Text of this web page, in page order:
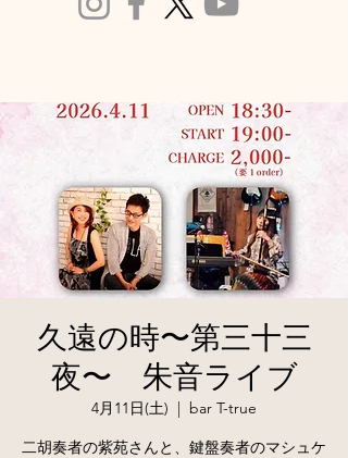
久遠の時〜第三十三
夜〜 朱音ライブ
4月11日(土)
  |
bar T-true
二胡奏者の紫苑さんと、鍵盤奏者のマシュケ